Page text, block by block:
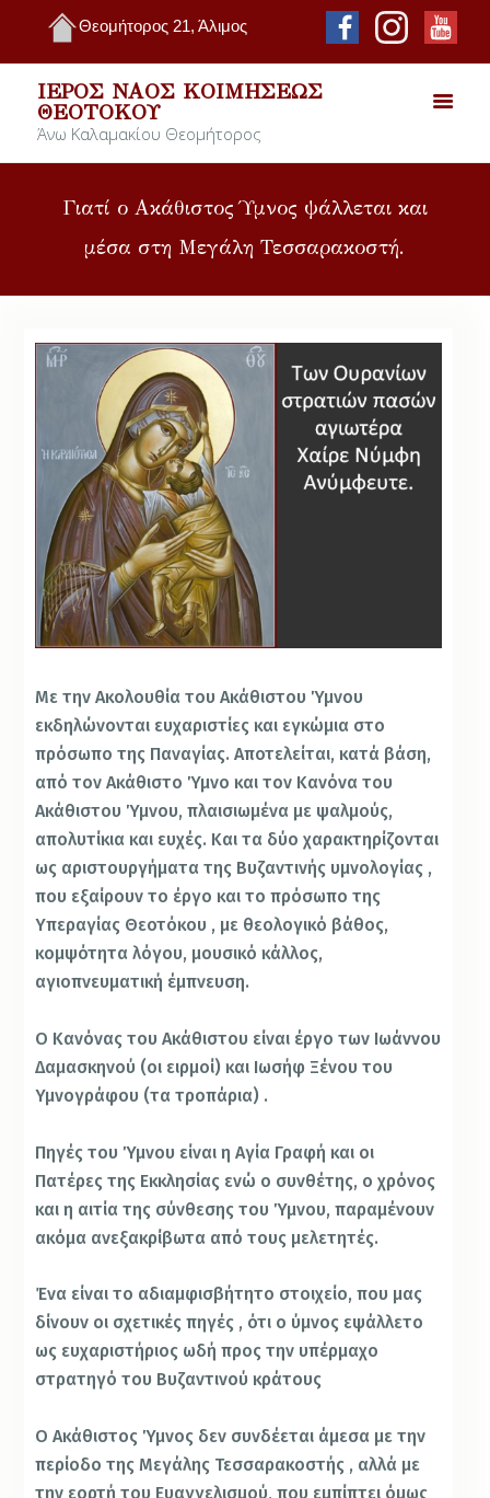
Θεομήτορος 21, Άλιμος
ΙΕΡΌΣ ΝΑΌΣ ΚΟΙΜΉΣΕΩΣ
ΘΕΟΤΌΚΟΥ
Άνω Καλαμακίου Θεομήτορος
Γιατί ο Ακάθιστος Ύμνος ψάλλεται και
μέσα στη Μεγάλη Τεσσαρακοστή.
Με την Ακολουθία του Ακάθιστου Ύμνου
εκδηλώνονται ευχαριστίες και εγκώμια στο
πρόσωπο της Παναγίας. Αποτελείται, κατά βάση,
από τον Ακάθιστο Ύμνο και τον Κανόνα του
Ακάθιστου Ύμνου, πλαισιωμένα με ψαλμούς,
απολυτίκια και ευχές. Και τα δύο χαρακτηρίζονται
ως αριστουργήματα της Βυζαντινής υμνολογίας ,
που εξαίρουν το έργο και το πρόσωπο της
Υπεραγίας Θεοτόκου , με θεολογικό βάθος,
κομψότητα λόγου, μουσικό κάλλος,
αγιοπνευματική έμπνευση.
Ο Κανόνας του Ακάθιστου είναι έργο των Ιωάννου
Δαμασκηνού (οι ειρμοί) και Ιωσήφ Ξένου του
Υμνογράφου (τα τροπάρια) .
Πηγές του Ύμνου είναι η Αγία Γραφή και οι
Πατέρες της Εκκλησίας ενώ ο συνθέτης, ο χρόνος
και η αιτία της σύνθεσης του Ύμνου, παραμένουν
ακόμα ανεξακρίβωτα από τους μελετητές.
Ένα είναι το αδιαμφισβήτητο στοιχείο, που μας
δίνουν οι σχετικές πηγές , ότι ο ύμνος εψάλλετο
ως ευχαριστήριος ωδή προς την υπέρμαχο
στρατηγό του Βυζαντινού κράτους
Ο Ακάθιστος Ύμνος δεν συνδέεται άμεσα με την
περίοδο της Μεγάλης Τεσσαρακοστής , αλλά με
την εορτή του Ευαγγελισμού, που εμπίπτει όμως